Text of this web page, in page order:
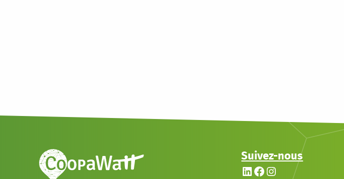
Suivez-nous
LinkedIn
Facebook
Instagram